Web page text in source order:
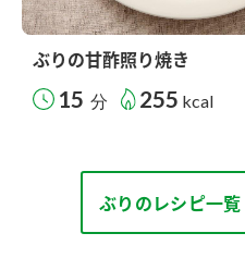
ぶりの甘酢照り焼き
15 分 255 kcal
ぶりのレシピ一覧